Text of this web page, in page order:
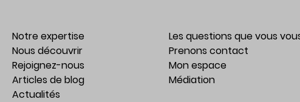
Notre expertise
Nous découvrir
Rejoignez-nous
Articles de blog
Actualités
Les questions que vous
Prenons contact
Mon espace
Médiation